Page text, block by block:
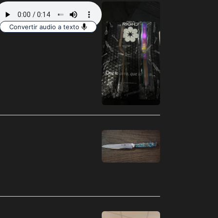
Convertir audio a texto
Arabia Saudí (MXN
$)
Argelia (MXN $)
Argentina (MXN $)
Armenia (MXN $)
Aruba (MXN $)
Australia (MXN $)
Austria (MXN $)
Bahamas (MXN $)
Bangladés (MXN $)
Belice (MXN $)